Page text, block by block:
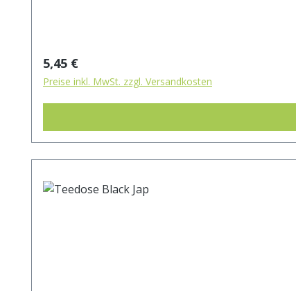
Regulärer Preis:
5,45 €
Preise inkl. MwSt. zzgl. Versandkosten